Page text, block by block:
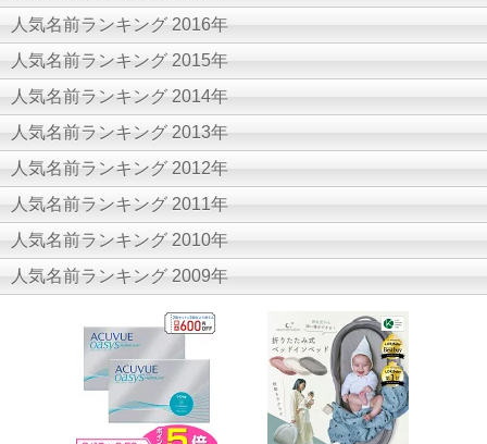
人気名前ランキング 2016年
人気名前ランキング 2015年
人気名前ランキング 2014年
人気名前ランキング 2013年
人気名前ランキング 2012年
人気名前ランキング 2011年
人気名前ランキング 2010年
人気名前ランキング 2009年